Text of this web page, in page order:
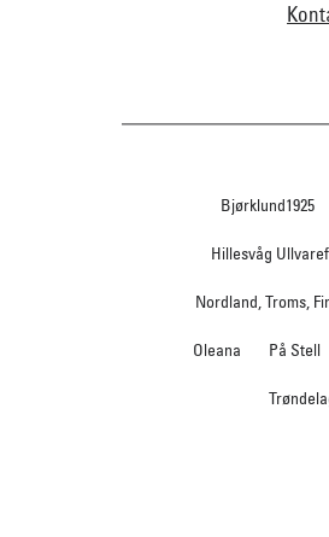
Bjørklund1925
Hillesvåg
Nordland, Troms,
Oleana På Stell